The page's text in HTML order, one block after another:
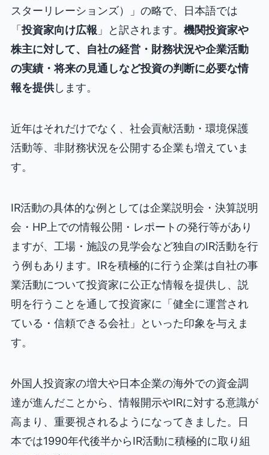
スターリレーションズ）」の略で、日本語では
「 投資家向け広報 」と訳されます。 機関投資家や
株主に対して、自社の経営・財務状況や企業活動
の実績・将来の見通しなど投資の判断に必要な情
報を提供します。
近年はそれだけでなく、社会貢献活動・環境保護
活動等、非財務状況を公開する企業も増えていま
す。
IR活動の具体的な例としては企業説明会・決算説明
会・HP上での情報公開・レポートの発行等があり
ますが、工場・施設の見学会など独自のIR活動を行
う例もあります。IRを積極的に行う企業は自社の事
業活動について投資家に公正な情報を提供し、説
明を行うことを通して投資家に「健全に運営され
ている・信頼できる会社」といった印象を与えま
す。
外国人投資家の増大や日本企業の海外での資金調
達が進んだことから、情報開示やIRに対する意識が
高まり、重要視されるようになってきました。日
本では1990年代後半からIR活動に積極的に取り組